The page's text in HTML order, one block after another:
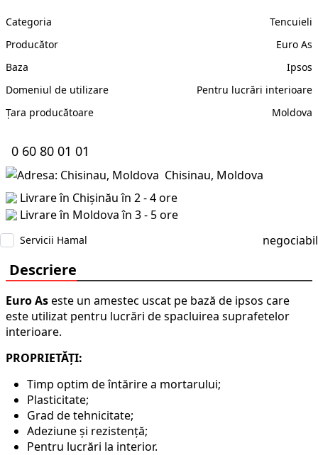
Categoria
Tencuieli
Producător
Euro As
Baza
Ipsos
Domeniul de utilizare
Pentru lucrări interioare
Țara producătoare
Moldova
0 60 80 01 01
Chisinau, Moldova
Livrare în Chișinău în 2 - 4 ore
Livrare în Moldova în 3 - 5 ore
Servicii Hamal negociabil
Descriere
Euro Aseste un amestec uscat pe bază de ipsos care
este utilizat pentru lucrări despacluirea suprafetelor
interioare.
PROPRIETĂȚI:
Timp optim de întărire a mortarului;
Plasticitate;
Grad de tehnicitate;
Adeziune şi rezistenţă;
Pentru lucrări la interior.